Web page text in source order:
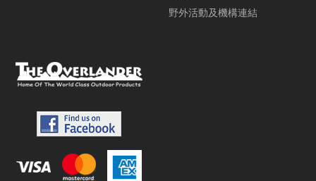
野外活動及機構連結